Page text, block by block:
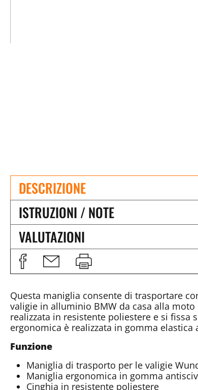
DESCRIZIONE
ISTRUZIONI / NOTE
VALUTAZIONI
Questa maniglia consente di trasportare
valigie in alluminio BMW da casa alla
realizzata in resistente poliestere e si
ergonomica è realizzata in gomma elastica
Funzione
Maniglia di trasporto per le valigie
Maniglia ergonomica in gomma
Cinghia in resistente poliestere